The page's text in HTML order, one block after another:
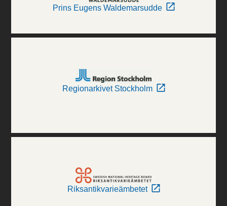
Prins Eugens Waldemarsudde
Regionarkivet Stockholm
Riksantikvarieämbetet